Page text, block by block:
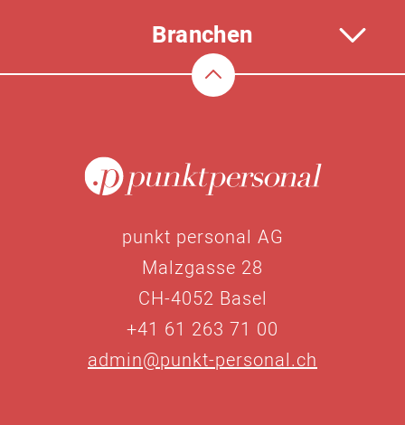
Branchen
punkt personal AG
Malzgasse 28
CH-4052 Basel
+41 61 263 71 00
admin@punkt-personal.ch